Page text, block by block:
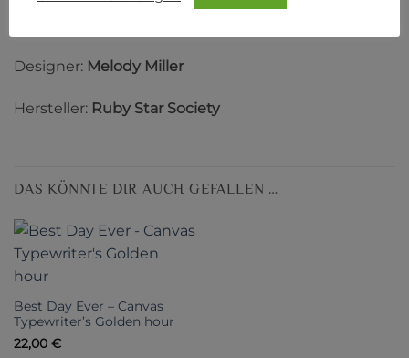
Designer: Melody Miller
Hersteller: Ruby Star Society
DAS KÖNNTE DIR AUCH GEFALLEN …
Best Day Ever – Canvas
Typewriter’s Golden hour
22,00 €